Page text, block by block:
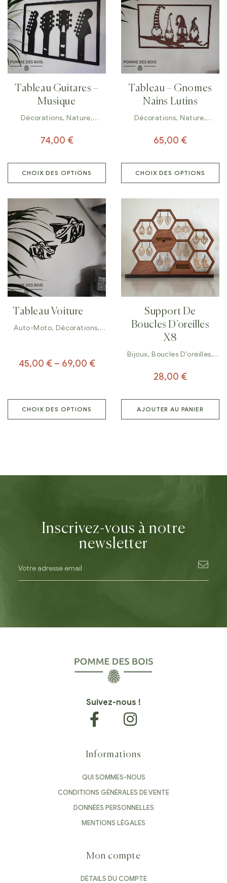
Tableau Guitares –
Musique
Décorations,Nature,
74,00 €
CHOIX DES OPTIONS
Tableau – Gnomes
Nains Lutins
Décorations,Nature,
65,00 €
CHOIX DES OPTIONS
Tableau Voiture
Auto-Moto, Décorations,
45,00 €– 69,00 €
CHOIX DES OPTIONS
Support De
Boucles D’oreilles
X8
Bijoux,Boucles D'oreilles,
28,00 €
AJOUTER AU PANIER
Inscrivez-vous à notre
newsletter
Suivez-nous !
Informations
QUI SOMMES-NOUS
CONDITIONS GÉNÉRALES DE VENTE
DONNÉES PERSONNELLES
MENTIONS LÉGALES
Mon compte
DÉTAILS DU COMPTE